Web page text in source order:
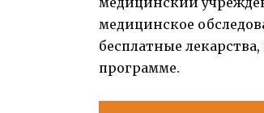
медицинское
бесплатные
программе.